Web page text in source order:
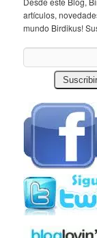
artículos,
mundo Birdikus!